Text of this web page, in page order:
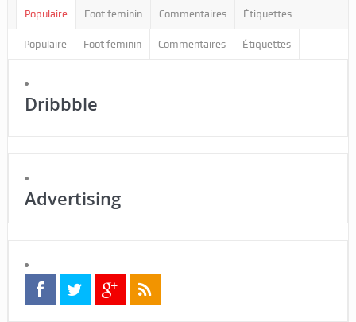
Populaire Foot feminin Commentaires Étiquettes
Populaire Foot feminin Commentaires Étiquettes
Dribbble
Advertising